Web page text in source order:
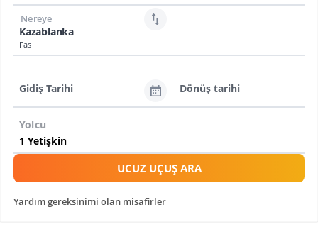
Kazablanka
Fas
Nereye
Gidiş Tarihi Dönüş tarihi
Yolcu
UCUZ UÇUŞ ARA
Yardım gereksinimi olan misafirler